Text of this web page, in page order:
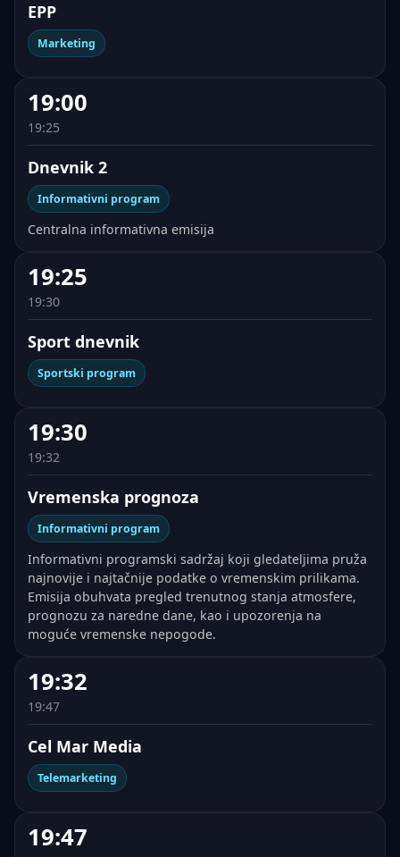
EPP
Marketing
19:00
19:25
Dnevnik 2
Informativni program
Centralna informativna emisija
19:25
19:30
Sport dnevnik
Sportski program
19:30
19:32
Vremenska prognoza
Informativni program
Informativni programski sadržaj koji gledateljima pruža
najnovije i najtačnije podatke o vremenskim prilikama.
Emisija obuhvata pregled trenutnog stanja atmosfere,
prognozu za naredne dane, kao i upozorenja na
moguće vremenske nepogode.
19:32
19:47
Cel Mar Media
Telemarketing
19:47